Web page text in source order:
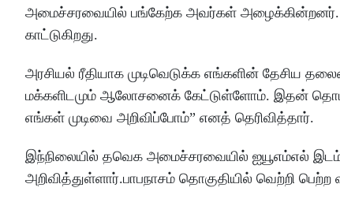
அமைச்சரவையில் பங்கேற்க அவர்கள் அழைக்கின்றனர்.
காட்டுகிறது.
அரசியல் ரீதியாக முடிவெடுக்க எங்களின் தேசிய
மக்களிடமும் ஆலோசனைக் கேட்டுள்ளோம். இதன்
எங்கள் முடிவை அறிவிப்போம்” எனத் தெரிவித்தார்.
இந்நிலையில் தவெக அமைச்சரவையில் ஐயூஎம்எல்
அறிவித்துள்ளார்.பாபநாசம் தொகுதியில் வெற்றி